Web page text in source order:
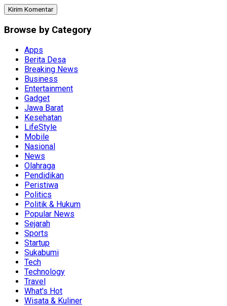
Browse by Category
Apps
Berita Desa
Breaking News
Business
Entertainment
Gadget
Jawa Barat
Kesehatan
LifeStyle
Mobile
Nasional
News
Olahraga
Pendidikan
Peristiwa
Politics
Politik & Hukum
Popular News
Sejarah
Sports
Startup
Sukabumi
Tech
Technology
Travel
What's Hot
Wisata & Kuliner